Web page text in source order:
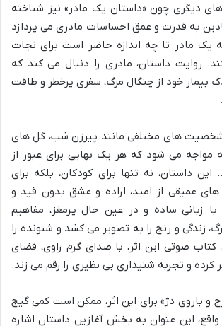
دیگری چون «داستان یک مادر» نیز شناخته
به قدرت و عمق احساسات مادری می پردازد
مادر تا چه اندازه حاضر است برای نجات
روایت داستان، مادری را دنبال می کند که
بیمار خود از چنگال مرگ، سفری پرخطر و طاقت
شخصیت های مختلفی مانند پیرزن شب، گل های
مواجه می شود که هر یک بهایی برای عبور از
داستان، نه تنها برای کودکان، بلکه برای
های عمیقی از امید، اراده و عشق بدون قید و
زبانی ساده و در عین حال پرمغز، مفاهیم
زندگی و رنج را به تصویر می کشد و شنونده را
کتاب صوتی این اثر، با صدای گرم راوی، فضای
کرده و تجربه شنیداری بی نظیری را رقم می زند.
و باروی دژ» برای این اثر، ممکن است کمی گیج
واقع، این عنوان به بخش آغازین داستان اشاره